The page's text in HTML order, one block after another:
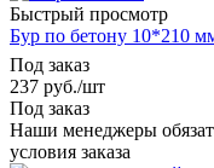
Быстрый просмотр
Бур по бетону 10*210
Под заказ
237 руб./шт
Под заказ
Наши менеджеры
условия заказа